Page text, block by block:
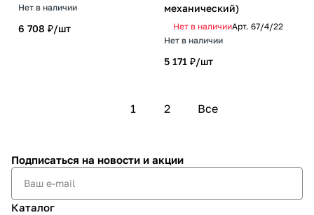
Нет в наличии
6 708 ₽/шт
механический)
Нет в наличииАрт. 67/4/22
Нет в наличии
5 171 ₽/шт
1 2 Все
Подписаться на новости и акции
Каталог